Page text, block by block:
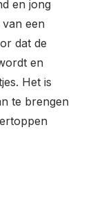
en jong
van een
dat de
en
Het is
te brengen